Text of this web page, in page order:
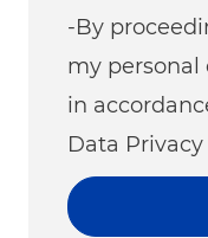
-By
my personal
in
Data Privacy